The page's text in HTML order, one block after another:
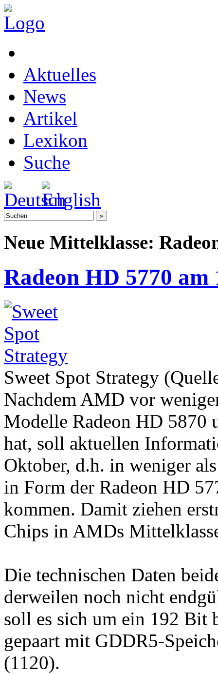
Aktuelles
News
Artikel
Lexikon
Suche
Neue Mittelklasse:
Radeon HD 5770
Sweet Spot Strategy
Nachdem AMD vor
Modelle Radeon HD 5870
hat, soll aktuellen
Oktober, d.h. in weniger
in Form der Radeon HD
kommen. Damit ziehen
Chips in AMDs
Die technischen Daten
derweilen noch nicht
soll es sich um ein 192 Bit
gepaart mit GDDR5-
(1120).